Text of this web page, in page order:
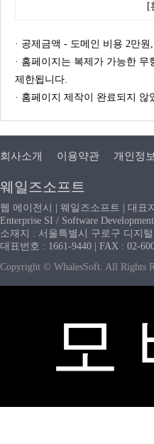
[
· 공제금액 - 도메인 비용 2만
· 홈페이지는 복제가 가능한
제한됩니다.
· 홈페이지 제작이 완료되지
회사소개 이용약관 개인정
웨일즈소프트
웹 에이전시 | 웨일즈소프트 | 대표
Enterprise SI / Software
소재지 : 서울특별시 구로구 디지
대표번호 : 1661-9440 | FAX : 02-
Copyright © WhalesSoft. All Rights
모